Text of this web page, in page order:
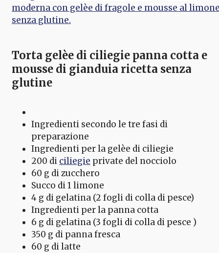
moderna con gelèe di fragole e mousse al
senza glutine.
Torta gelèe di ciliegie panna cotta e
mousse di gianduia ricetta senza
glutine
Ingredienti secondo le tre fasi di
preparazione
Ingredienti per la gelèe di ciliegie
200 di ciliegie private del nocciolo
60 g di zucchero
Succo di 1 limone
4 g di gelatina (2 fogli di colla di pesce)
Ingredienti per la panna cotta
6 g di gelatina (3 fogli di colla di pesce )
350 g di panna fresca
60 g di latte